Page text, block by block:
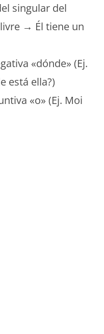
singular del
→ Él tiene un
«dónde» (Ej.
está ella?)
«o» (Ej. Moi